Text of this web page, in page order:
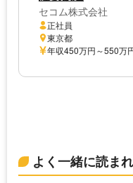
セコム株式会社
正社員
東京都
年収450万円～550万
よく一緒に読ま